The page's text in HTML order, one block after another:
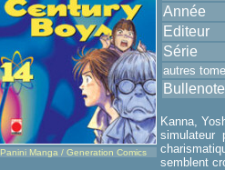
Panini Manga / Generation Comics
Année
Editeur
Série
autres
Bullenote
Kanna,
simulateur
semblent